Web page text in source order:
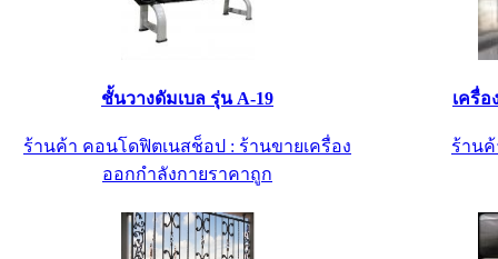
ชั้นวางดัมเบล รุ่น A-19
ร้านค้า คอนโดฟิตเนสช็อป : ร้านขายเครื่อง
ออกกำลังกายราคาถูก
เครื่อ
ร้านค้